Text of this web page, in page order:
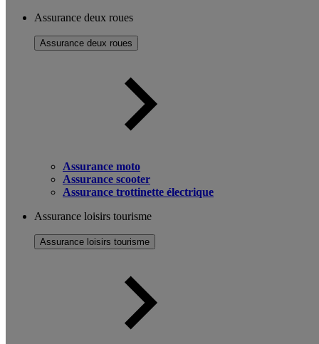
Assurance deux roues
Assurance deux roues
Assurance moto
Assurance scooter
Assurance trottinette électrique
Assurance loisirs tourisme
Assurance loisirs tourisme